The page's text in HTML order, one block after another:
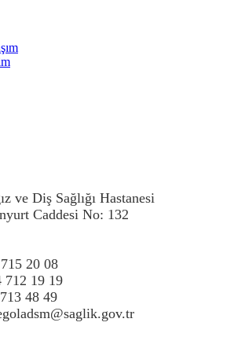
ve Diş Sağlığı Hastanesi
Caddesi No: 132
20 08
19 19
48 49